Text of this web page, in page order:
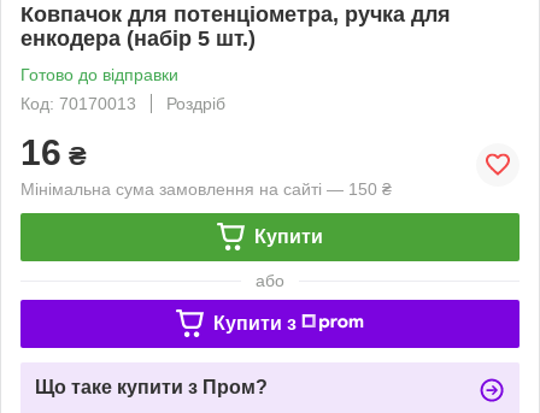
Ковпачок для потенціометра, ручка для
енкодера (набір 5 шт.)
Готово до відправки
Код: 70170013
Роздріб
16 ₴
Мінімальна сума замовлення на сайті — 150 ₴
Купити
або
Купити з
Що таке купити з Пром?